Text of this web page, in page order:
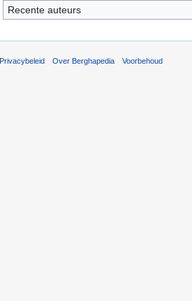
Recente auteurs
Privacybeleid Over Berghapedia Voorbehoud